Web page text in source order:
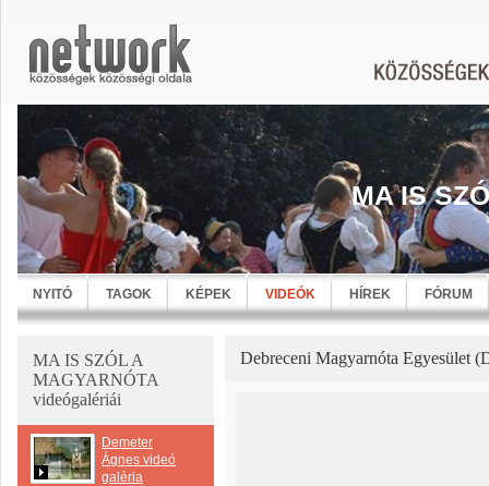
MA IS
NYITÓ TAGOK KÉPEK VIDEÓK HÍREK FÓRUM
MA IS SZÓL A
MAGYARNÓTA
videógalériái
Demeter
Ágnes videó
galéria
Debreceni Magyarnóta Egyesület